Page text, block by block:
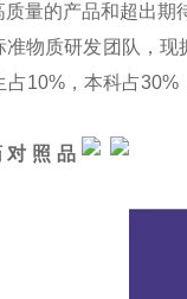
量的产品和超出期
物质研发团队，
10%，本科占
对照品